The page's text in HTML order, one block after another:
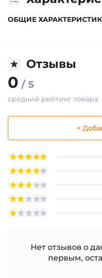
ОБЩИЕ
Отзывы
0 / 5
средний рейтинг товара
+
Нет отзывов о
первым,